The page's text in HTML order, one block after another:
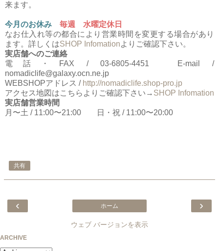
来ます。
今月のお休み
毎週 水曜定休日
なお仕入れ等の都合により営業時間を変更する場合があり
ます。詳しくはSHOP Infomationよりご確認下さい。
実店舗へのご連絡
電話・FAX / 03-6805-4451 E-mail /
nomadiclife@galaxy.ocn.ne.jp
WEBSHOPアドレス / http://nomadiclife.shop-pro.jp
アクセス地図はこちらよりご確認下さい→ SHOP Infomation
実店舗営業時間
月〜土 / 11:00〜21:00 日・祝 / 11:00〜20:00
共有
‹ ›
ホーム
ウェブ バージョンを表示
ARCHIVE